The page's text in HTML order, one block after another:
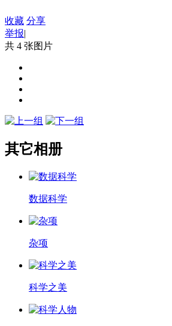
收藏 分享
举报|
共 4 张图片
其它相册
数据科学
杂项
科学之美